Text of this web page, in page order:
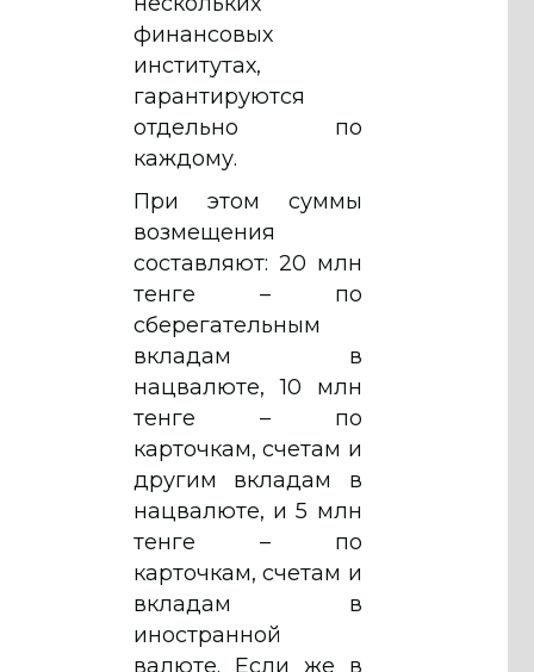
финансовых
институтах,
гарантируются
отдельно по
каждому.
При этом суммы
возмещения
составляют: 20 млн
тенге – по
сберегательным
вкладам в
нацвалюте, 10 млн
тенге – по
карточкам, счетам и
другим вкладам в
нацвалюте, и 5 млн
тенге – по
карточкам, счетам и
вкладам в
иностранной
валюте. Если же в